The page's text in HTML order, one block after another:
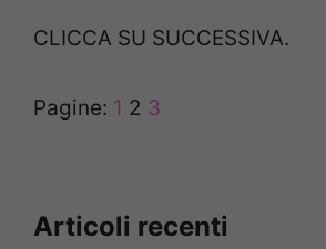
CLICCA SU SUCCESSIVA.
Pagine: 1 2 3
Articoli recenti